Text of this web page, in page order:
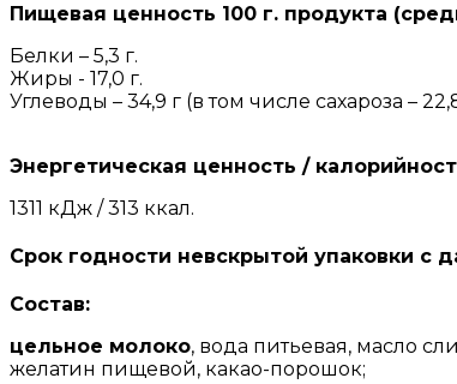
Пищевая ценность 100 г. продукта
Белки – 5,3 г.
Жиры - 17,0 г.
Углеводы – 34,9 г (в том числе сахароза –
Энергетическая ценность /
1311 кДж / 313 ккал.
Срок годности невскрытой упаковки с
Состав:
цельное молоко, вода питьевая, масло
желатин пищевой, какао-порошок;